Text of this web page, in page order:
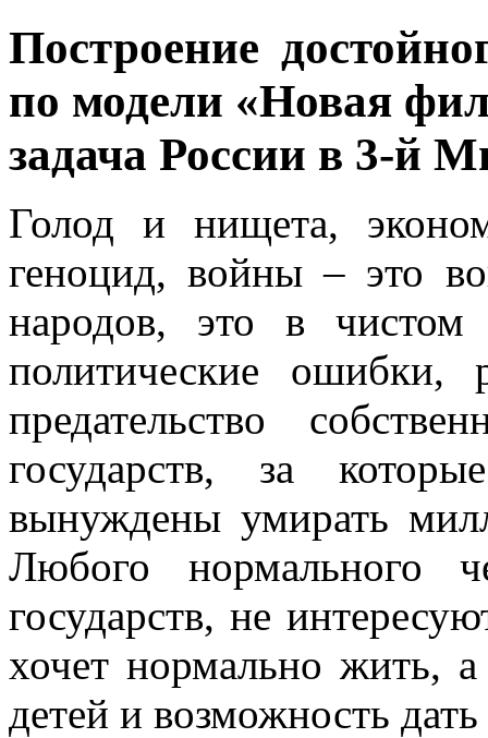
Построение
по модели «Новая
задача России в 3-й
Голод и нищета,
геноцид, войны – это
народов, это в чистом
политические ошибки,
предательство
государств, за
вынуждены умирать
Любого нормального
государств, не
хочет нормально жить,
детей и возможность